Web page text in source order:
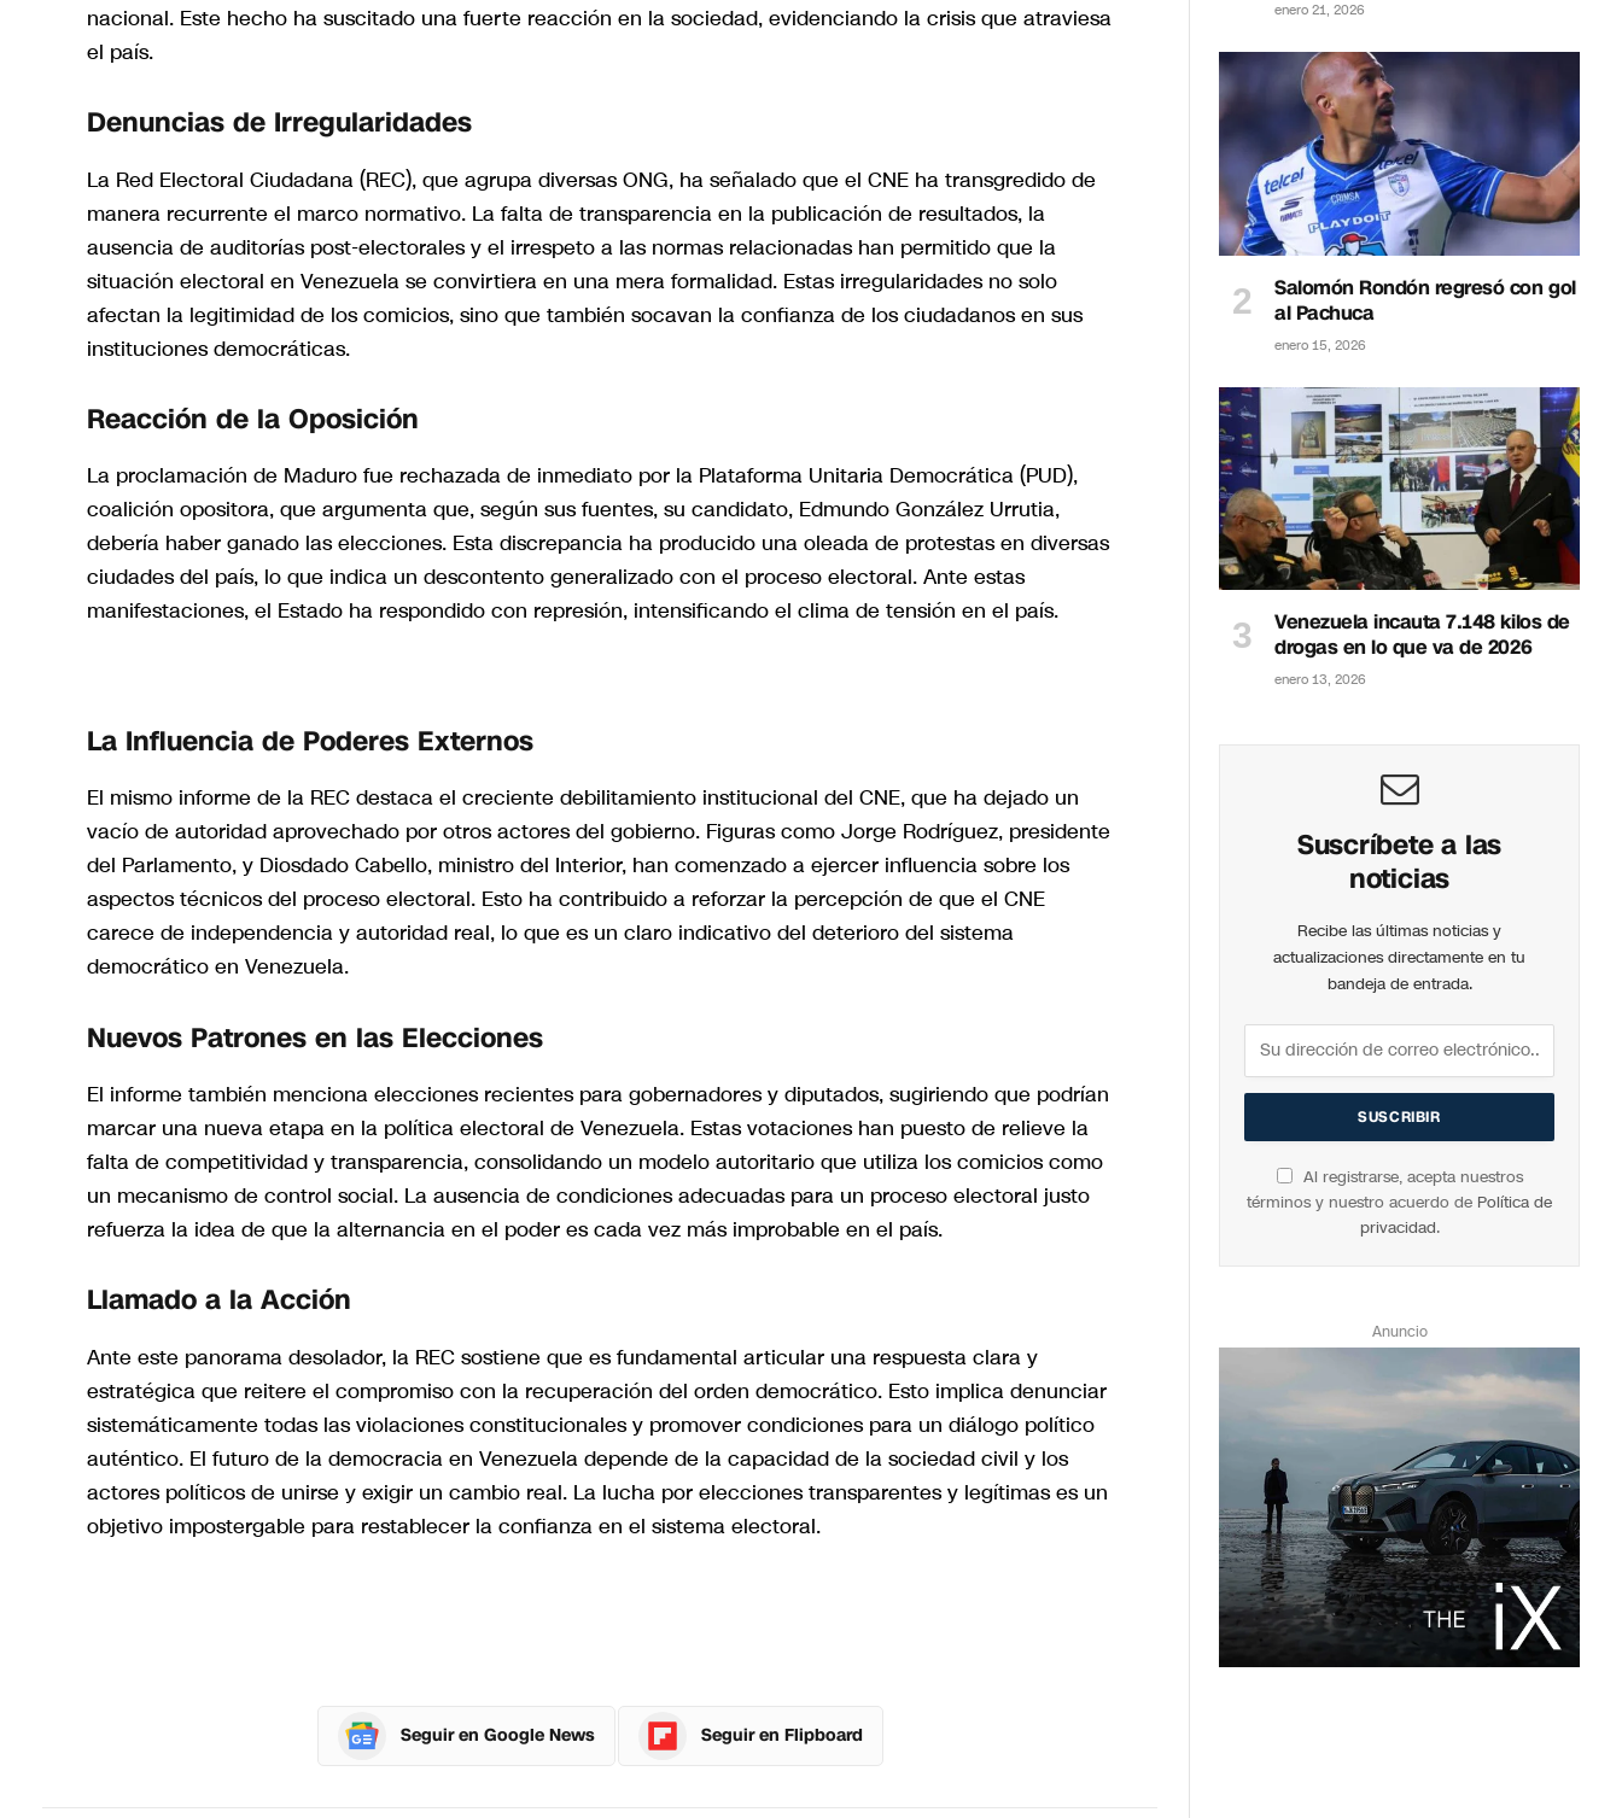
nacional. Este hecho ha suscitado una fuerte reacción en la sociedad, evidenciando la crisis que atraviesa
el país.
Denuncias de Irregularidades
La Red Electoral Ciudadana (REC), que agrupa diversas ONG, ha señalado que el CNE ha transgredido de
manera recurrente el marco normativo. La falta de transparencia en la publicación de resultados, la
ausencia de auditorías post-electorales y el irrespeto a las normas relacionadas han permitido que la
situación electoral en Venezuela se convirtiera en una mera formalidad. Estas irregularidades no solo
afectan la legitimidad de los comicios, sino que también socavan la confianza de los ciudadanos en sus
instituciones democráticas.
Reacción de la Oposición
La proclamación de Maduro fue rechazada de inmediato por la Plataforma Unitaria Democrática (PUD),
coalición opositora, que argumenta que, según sus fuentes, su candidato, Edmundo González Urrutia,
debería haber ganado las elecciones. Esta discrepancia ha producido una oleada de protestas en diversas
ciudades del país, lo que indica un descontento generalizado con el proceso electoral. Ante estas
manifestaciones, el Estado ha respondido con represión, intensificando el clima de tensión en el país.
La Influencia de Poderes Externos
El mismo informe de la REC destaca el creciente debilitamiento institucional del CNE, que ha dejado un
vacío de autoridad aprovechado por otros actores del gobierno. Figuras como Jorge Rodríguez, presidente
del Parlamento, y Diosdado Cabello, ministro del Interior, han comenzado a ejercer influencia sobre los
aspectos técnicos del proceso electoral. Esto ha contribuido a reforzar la percepción de que el CNE
carece de independencia y autoridad real, lo que es un claro indicativo del deterioro del sistema
democrático en Venezuela.
Nuevos Patrones en las Elecciones
El informe también menciona elecciones recientes para gobernadores y diputados, sugiriendo que podrían
marcar una nueva etapa en la política electoral de Venezuela. Estas votaciones han puesto de relieve la
falta de competitividad y transparencia, consolidando un modelo autoritario que utiliza los comicios como
un mecanismo de control social. La ausencia de condiciones adecuadas para un proceso electoral justo
refuerza la idea de que la alternancia en el poder es cada vez más improbable en el país.
Llamado a la Acción
Ante este panorama desolador, la REC sostiene que es fundamental articular una respuesta clara y
estratégica que reitere el compromiso con la recuperación del orden democrático. Esto implica denunciar
sistemáticamente todas las violaciones constitucionales y promover condiciones para un diálogo político
auténtico. El futuro de la democracia en Venezuela depende de la capacidad de la sociedad civil y los
actores políticos de unirse y exigir un cambio real. La lucha por elecciones transparentes y legítimas es un
objetivo impostergable para restablecer la confianza en el sistema electoral.
Seguir en Google News Seguir en Flipboard
enero 21, 2026
Salomón Rondón regresó con gol
al Pachuca
enero 15, 2026
Venezuela incauta 7.148 kilos de
drogas en lo que va de 2026
enero 13, 2026
Suscríbete a las
noticias
Recibe las últimas noticias y
actualizaciones directamente en tu
bandeja de entrada.
Al registrarse, acepta nuestros
términos y nuestro acuerdo de Política de
privacidad.
Anuncio